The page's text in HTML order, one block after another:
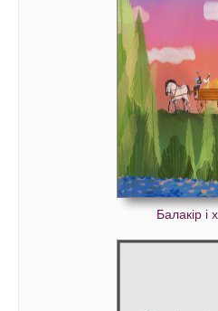
Балакір і